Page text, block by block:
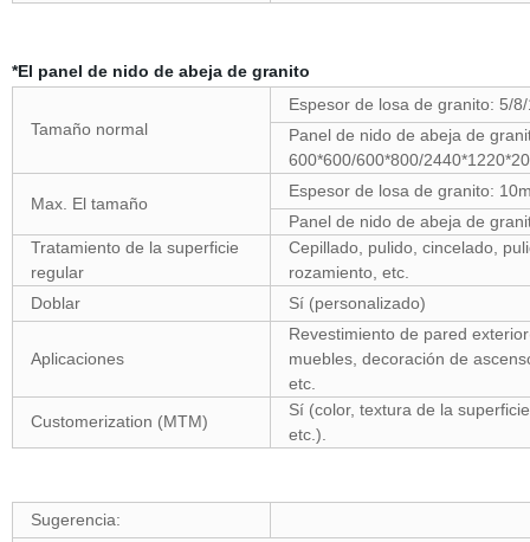
*El panel de nido de abeja de granito
Tamaño normal
Espesor de losa de granito: 5/
Panel de nido de abeja de
600*600/600*800/
Max. El tamaño
Espesor de losa de granito:
Panel de nido de abeja de
Tratamiento de la superficie
regular
Cepillado, pulido, cincelado,
rozamiento, etc.
Doblar
Sí (personalizado)
Aplicaciones
Revestimiento de pared
muebles, decoración de
etc.
Customerization (MTM)
Sí (color, textura de la
etc.).
Sugerencia: